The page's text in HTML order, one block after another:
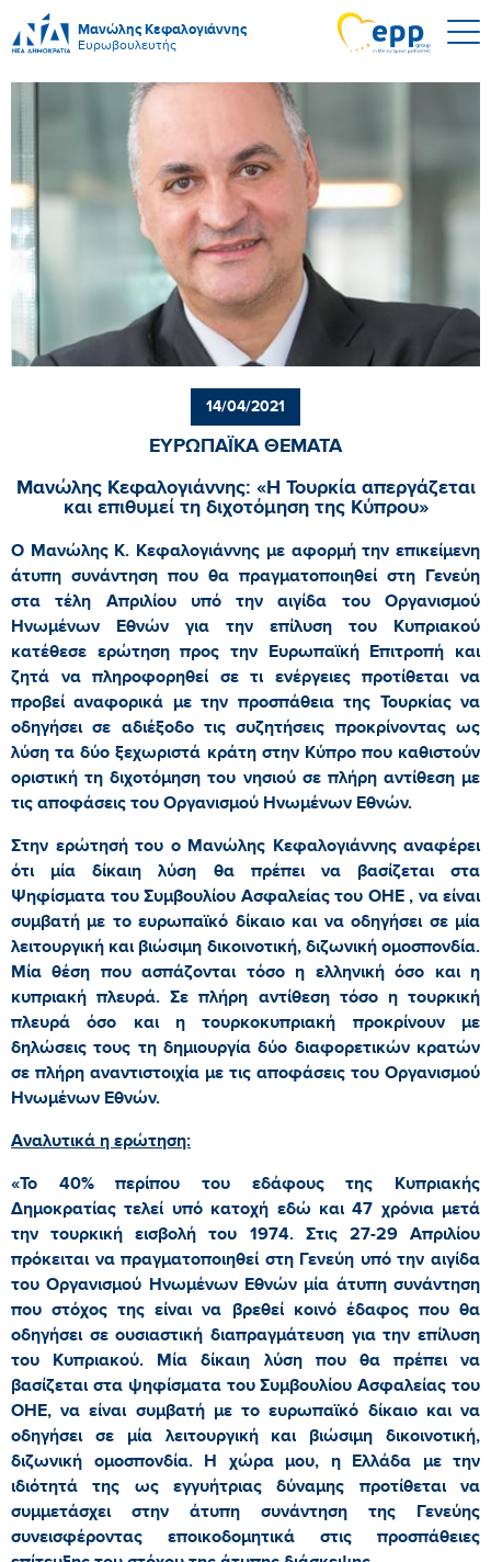
Μανώλης Κεφαλογιάννης
Ευρωβουλευτής
14/04/2021
ΕΥΡΩΠΑΪΚΑ ΘΕΜΑΤΑ
Μανώλης Κεφαλογιάννης: «Η Τουρκία απεργάζεται
και επιθυμεί τη διχοτόμηση της Κύπρου»
Ο Μανώλης Κ. Κεφαλογιάννης με αφορμή την επικείμενη
άτυπη συνάντηση που θα πραγματοποιηθεί στη Γενεύη
στα τέλη Απριλίου υπό την αιγίδα του Οργανισμού
Ηνωμένων Εθνών για την επίλυση του Κυπριακού
κατέθεσε ερώτηση προς την Ευρωπαϊκή Επιτροπή και
ζητά να πληροφορηθεί σε τι ενέργειες προτίθεται να
προβεί αναφορικά με την προσπάθεια της Τουρκίας να
οδηγήσει σε αδιέξοδο τις συζητήσεις προκρίνοντας ως
λύση τα δύο ξεχωριστά κράτη στην Κύπρο που καθιστούν
οριστική τη διχοτόμηση του νησιού σε πλήρη αντίθεση με
τις αποφάσεις του Οργανισμού Ηνωμένων Εθνών.
Στην ερώτησή του ο Μανώλης Κεφαλογιάννης αναφέρει
ότι μία δίκαιη λύση θα πρέπει να βασίζεται στα
Ψηφίσματα του Συμβουλίου Ασφαλείας του ΟΗΕ , να είναι
συμβατή με το ευρωπαϊκό δίκαιο και να οδηγήσει σε μία
λειτουργική και βιώσιμη δικοινοτική, διζωνική ομοσπονδία.
Μία θέση που ασπάζονται τόσο η ελληνική όσο και η
κυπριακή πλευρά. Σε πλήρη αντίθεση τόσο η τουρκική
πλευρά όσο και η τουρκοκυπριακή προκρίνουν με
δηλώσεις τους τη δημιουργία δύο διαφορετικών κρατών
σε πλήρη αναντιστοιχία με τις αποφάσεις του Οργανισμού
Ηνωμένων Εθνών.
Αναλυτικά η ερώτηση:
«Το 40% περίπου του εδάφους της Κυπριακής
Δημοκρατίας τελεί υπό κατοχή εδώ και 47 χρόνια μετά
την τουρκική εισβολή του 1974. Στις 27-29 Απριλίου
πρόκειται να πραγματοποιηθεί στη Γενεύη υπό την αιγίδα
του Οργανισμού Ηνωμένων Εθνών μία άτυπη συνάντηση
που στόχος της είναι να βρεθεί κοινό έδαφος που θα
οδηγήσει σε ουσιαστική διαπραγμάτευση για την επίλυση
του Κυπριακού. Μία δίκαιη λύση που θα πρέπει να
βασίζεται στα ψηφίσματα του Συμβουλίου Ασφαλείας του
ΟΗΕ, να είναι συμβατή με το ευρωπαϊκό δίκαιο και να
οδηγήσει σε μία λειτουργική και βιώσιμη δικοινοτική,
διζωνική ομοσπονδία. Η χώρα μου, η Ελλάδα με την
ιδιότητά της ως εγγυήτριας δύναμης προτίθεται να
συμμετάσχει στην άτυπη συνάντηση της Γενεύης
συνεισφέροντας εποικοδομητικά στις προσπάθειες